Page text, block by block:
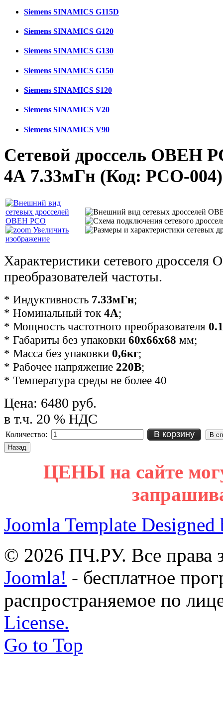
Siemens SINAMICS G115D
Siemens SINAMICS G120
Siemens SINAMICS G130
Siemens SINAMICS G150
Siemens SINAMICS S120
Siemens SINAMICS V20
Siemens SINAMICS V90
Сетевой дроссель ОВЕН
4А 7.33мГн (Код: PCO-004)
Увеличить
изображение
Характеристики сетевого
преобразователей частоты.
* Индуктивность 7.33мГн;
* Номинальный ток4А;
* Мощность частотного преобразователя
* Габариты без упаковки 60х66х68 мм;
* Масса без упаковки 0,6кг;
* Рабочее напряжение 220В;
* Температура среды не более 40
Цена: 6480 руб.
в т.ч. 20 % НДС
Количество: В корзину
ЦЕНЫ на сайте
Joomla Template Designed
© 2026 ПЧ.РУ. Все права
Joomla! - бесплатное
распространяемое по
License.
Go to Top